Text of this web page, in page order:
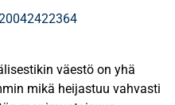
väestö on yhä
mikä heijastuu vahvasti